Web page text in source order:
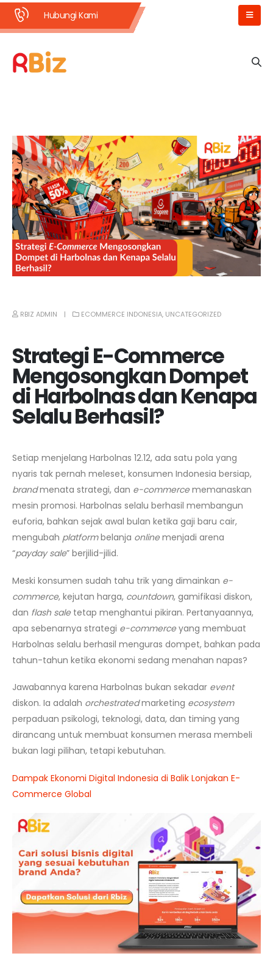
Hubungi Kami
RBIZ ADMIN ECOMMERCE INDONESIA, UNCATEGORIZED
Strategi E-Commerce
Mengosongkan Dompet
di Harbolnas dan Kenapa
Selalu Berhasil?
Setiap menjelang Harbolnas 12.12, ada satu pola yang
nyaris tak pernah meleset, konsumen Indonesia bersiap,
brandmenata strategi, dan e-commercememanaskan
mesin promosi. Harbolnas selalu berhasil membangun
euforia, bahkan sejak awal bulan ketika gaji baru cair,
mengubah platformbelanja onlinemenjadi arena
“payday sale” berjilid-jilid.
Meski konsumen sudah tahu trik yang dimainkan e-
commerce, kejutan harga, countdown, gamifikasi diskon,
dan flash saletetap menghantui pikiran. Pertanyaannya,
apa sebenarnya strategi e-commerceyang membuat
Harbolnas selalu berhasil menguras dompet, bahkan pada
tahun-tahun ketika ekonomi sedang menahan napas?
Jawabannya karena Harbolnas bukan sekadar event
diskon. Ia adalah orchestratedmarketing ecosystem
perpaduan psikologi, teknologi, data, dan timing yang
dirancang untuk membuat konsumen merasa membeli
bukan lagi pilihan, tetapi kebutuhan.
Dampak Ekonomi Digital Indonesia di Balik Lonjakan E-
Commerce Global